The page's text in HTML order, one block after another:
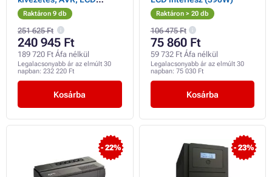
interfész (960W)
Raktáron 9 db
251 625 Ft
240 945 Ft
189 720 Ft Áfa nélkül
Legalacsonyabb ár az elmúlt 30
napban: 232 220 Ft
Kosárba
Raktáron > 20 db
106 475 Ft
75 860 Ft
59 732 Ft Áfa nélkül
Legalacsonyabb ár az elmúlt 30
napban: 75 030 Ft
Kosárba
- 22% - 23%